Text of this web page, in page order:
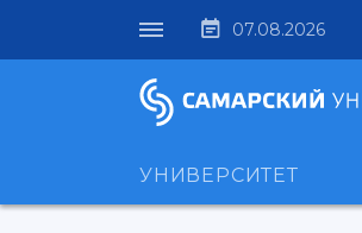
07.08.2026
УНИВЕРСИТЕТ